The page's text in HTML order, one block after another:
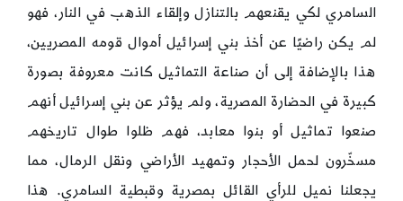
السامري لكي يقنعهم بالتنازل وإلقاء الذهب في النار، فهو
لم يكن راضيًا عن أخذ بني إسرائيل أموال قومه المصريين،
هذا بالإضافة إلى أن صناعة التماثيل كانت معروفة بصورة
كبيرة في الحضارة المصرية، ولم يؤثر عن بني إسرائيل أنهم
صنعوا تماثيل أو بنوا معابد، فهم ظلوا طوال تاريخهم
مسخّرون لحمل الأحجار وتمهيد الأراضي ونقل الرمال، مما
يجعلنا نميل للرأي القائل بمصرية وقبطية السامري. هذا